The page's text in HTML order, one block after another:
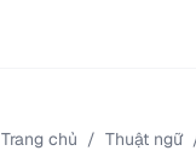
Trang chủ / Thuật ngữ